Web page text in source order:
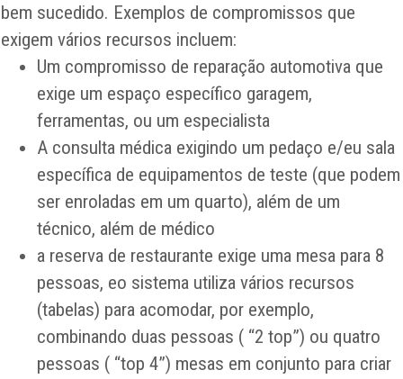
bem sucedido. Exemplos de compromissos que
exigem vários recursos incluem:
Um compromisso de reparação automotiva que
exige um espaço específico garagem,
ferramentas, ou um especialista
A consulta médica exigindo um pedaço e/eu sala
específica de equipamentos de teste (que podem
ser enroladas em um quarto), além de um
técnico, além de médico
a reserva de restaurante exige uma mesa para 8
pessoas, eo sistema utiliza vários recursos
(tabelas) para acomodar, por exemplo,
combinando duas pessoas ( “2 top”) ou quatro
pessoas ( “top 4”) mesas em conjunto para criar